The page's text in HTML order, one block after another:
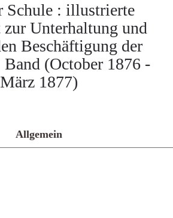
Schule : illustrierte
Unterhaltung und
Beschäftigung der
Band (October 1876 -
März 1877)
Allgemein